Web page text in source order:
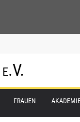
FRAUEN